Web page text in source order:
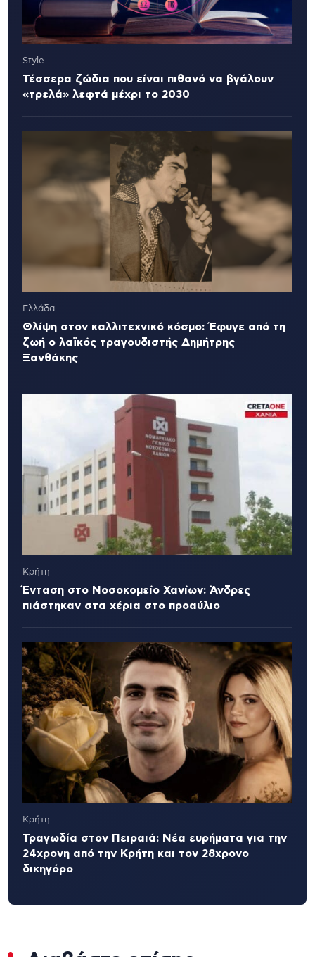
Style
Τέσσερα ζώδια που είναι πιθανό να βγάλουν
«τρελά» λεφτά μέχρι το 2030
Ελλάδα
Θλίψη στον καλλιτεχνικό κόσμο: Έφυγε από τη
ζωή ο λαϊκός τραγουδιστής Δημήτρης
Ξανθάκης
Κρήτη
Ένταση στο Νοσοκομείο Χανίων: Άνδρες
πιάστηκαν στα χέρια στο προαύλιο
Κρήτη
Τραγωδία στον Πειραιά: Νέα ευρήματα για την
24χρονη από την Κρήτη και τον 28χρονο
δικηγόρο